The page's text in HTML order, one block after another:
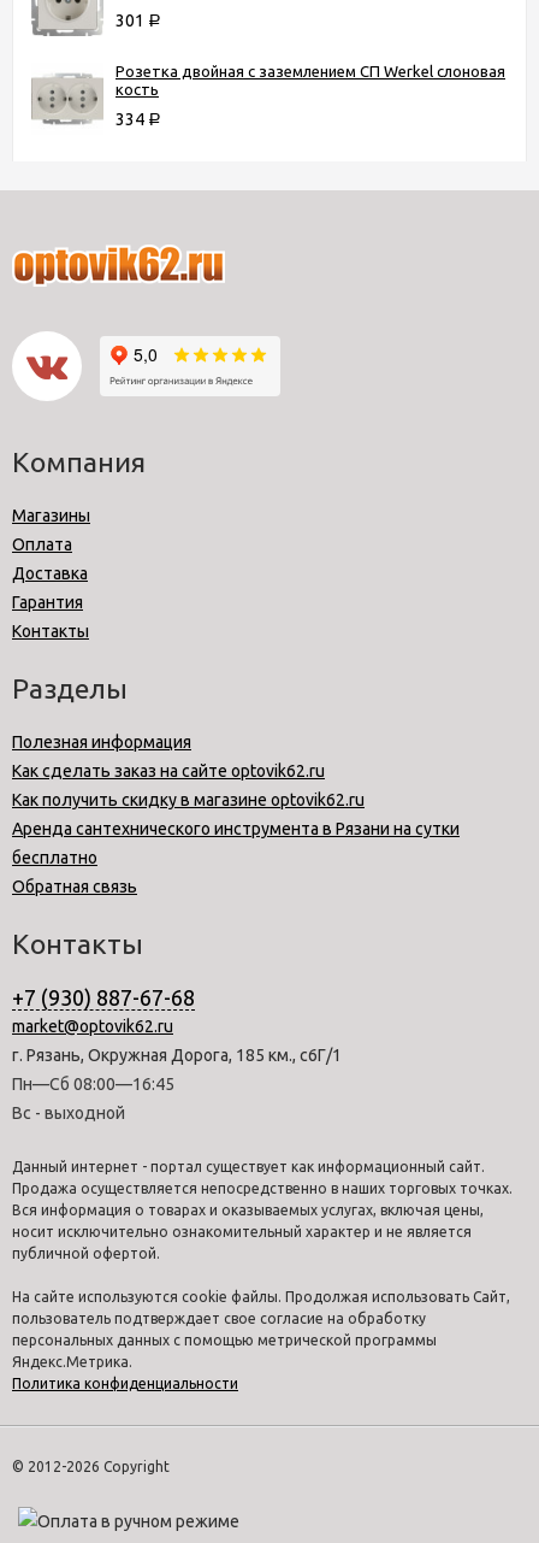
301 Р
Розетка двойная с заземлением СП Werkel слоновая
кость
334 Р
Компания
Магазины
Оплата
Доставка
Гарантия
Контакты
Разделы
Полезная информация
Как сделать заказ на сайте optovik62.ru
Как получить скидку в магазине optovik62.ru
Аренда сантехнического инструмента в Рязани на сутки
бесплатно
Обратная связь
Контакты
+7 (930) 887-67-68
market@optovik62.ru
г. Рязань, Окружная Дорога, 185 км., с6Г/1
Пн—Сб 08:00—16:45
Вс - выходной
Данный интернет - портал существует как информационный сайт.
Продажа осуществляется непосредственно в наших торговых точках.
Вся информация о товарах и оказываемых услугах, включая цены,
носит исключительно ознакомительный характер и не является
публичной офертой.
На сайте используются cookie файлы. Продолжая использовать Сайт,
пользователь подтверждает свое согласие на обработку
персональных данных с помощью метрической программы
Яндекс.Метрика.
Политика конфиденциальности
© 2012-2026 Copyright